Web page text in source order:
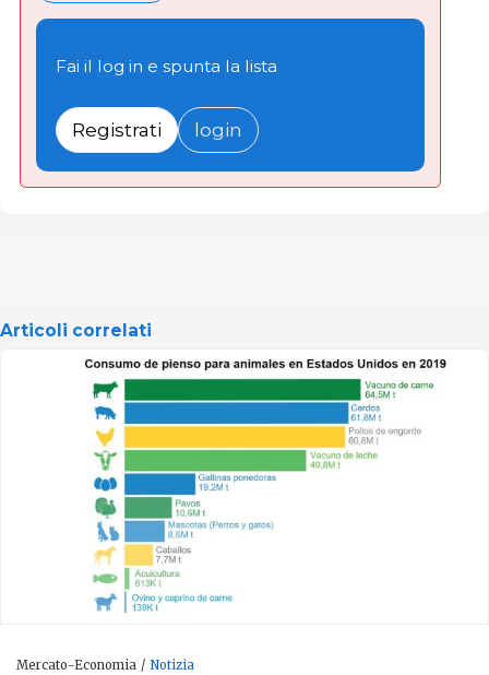
Fai il log in e spunta la lista
Registrati login
Articoli correlati
Mercato-Economia Notizia